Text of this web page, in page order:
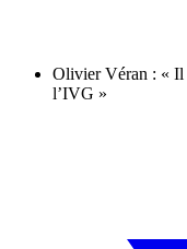
Olivier Véran : « Il
l’IVG »